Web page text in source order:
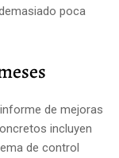
poca
de mejoras
incluyen
de control